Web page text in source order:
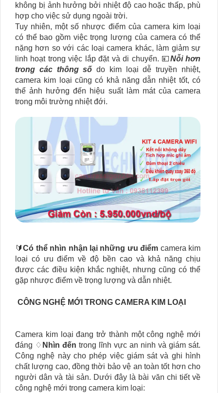
không bị ảnh hưởng bởi nhiệt độ cao hoặc thấp, phù
hợp cho việc sử dụng ngoài trời.
Tuy nhiên, một số nhược điểm của camera kim loại
có thể bao gồm việc trọng lượng của camera có thể
nặng hơn so với các loại camera khác, làm giảm sự
linh hoạt trong việc lắp đặt và di chuyển. 💴Nỗi hơn
trong các thông số do kim loại dễ truyền nhiệt,
camera kim loại cũng có khả năng dẫn nhiệt tốt, có
thể ảnh hưởng đến hiệu suất làm mát của camera
trong môi trường nhiệt đới.
🔰Có thể nhìn nhận lại những ưu điểm camera kim
loại có ưu điểm về độ bền cao và khả năng chịu
được các điều kiện khắc nghiệt, nhưng cũng có thể
gặp nhược điểm về trọng lượng và dẫn nhiệt.
CÔNG NGHỆ MỚI TRONG CAMERA KIM LOẠI
Camera kim loại đang trở thành một công nghệ mới
đáng ♢ Nhìn đến trong lĩnh vực an ninh và giám sát.
Công nghệ này cho phép việc giám sát và ghi hình
chất lượng cao, đồng thời bảo vệ an toàn tốt hơn cho
người dân và tài sản. Dưới đây là bài văn chi tiết về
công nghệ mới trong camera kim loại: